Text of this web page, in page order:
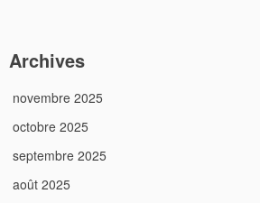
Archives
novembre 2025
octobre 2025
septembre 2025
août 2025